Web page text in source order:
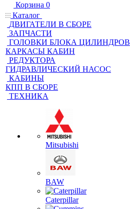
Корзина 0
Каталог
ДВИГАТЕЛИ В СБОРЕ
ЗАПЧАСТИ
ГОЛОВКИ БЛОКА ЦИЛИНДРОВ
КАРКАСЫ КАБИН
РЕДУКТОРА
ГИДРАВЛИЧЕСКИЙ НАСОС
КАБИНЫ
КПП В СБОРЕ
ТЕХНИКА
Mitsubishi
BAW
Caterpillar